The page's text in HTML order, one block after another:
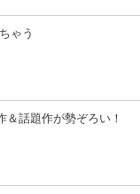
ゃう
＆話題作が勢ぞろい！